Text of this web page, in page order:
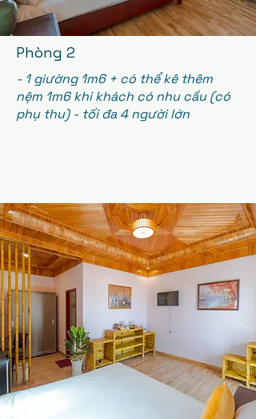
Phòng 2
- 1 giường 1m6 + có thể kê thêm
nệm 1m6 khi khách có nhu cầu (có
phụ thu) - tối đa 4 người lớn